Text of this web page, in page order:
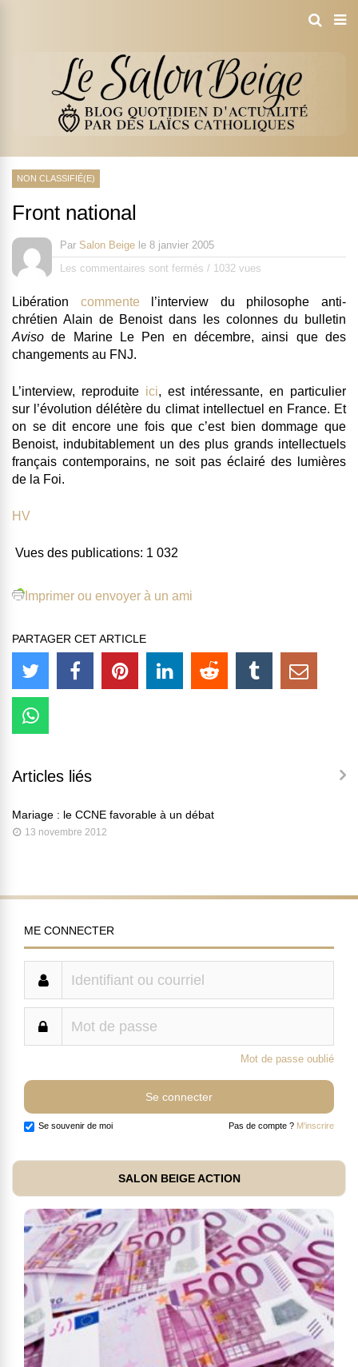
NON CLASSIFIÉ(E)
Front national
Par Salon Beige le 8 janvier 2005
Les commentaires sont fermés / 1032 vues
Libération commente l’interview du philosophe anti-
chrétien Alain de Benoist dans les colonnes du bulletin
Aviso de Marine Le Pen en décembre, ainsi que des
changements au FNJ.
L’interview, reproduite ici, est intéressante, en particulier
sur l’évolution délétère du climat intellectuel en France. Et
on se dit encore une fois que c’est bien dommage que
Benoist, indubitablement un des plus grands intellectuels
français contemporains, ne soit pas éclairé des lumières
de la Foi.
HV
Vues des publications: 1 032
Imprimer ou envoyer à un ami
PARTAGER CET ARTICLE
Articles liés
Mariage : le CCNE favorable à un débat
13 novembre 2012
ME CONNECTER
Mot de passe oublié
Se souvenir de moi Pas de compte ? M'inscrire
SALON BEIGE ACTION